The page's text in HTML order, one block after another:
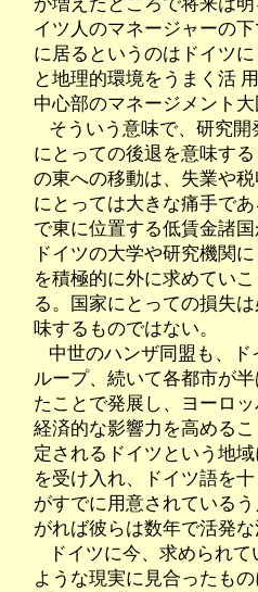
イツ人のマネージャーの
に居るというのはドイツ
と地理的環境をうまく活
中心部のマネージメント
そういう意味で、研究
にとっての後退を意味す
の東への移動は、失業や
にとっては大きな痛手で
で東に位置する低賃金諸
ドイツの大学や研究機関
を積極的に外に求めてい
る。国家にとっての損失
味するものではない。
中世のハンザ同盟も、
ループ、続いて各都市が
たことで発展し、ヨーロ
経済的な影響力を高める
定されるドイツという地
を受け入れ、ドイツ語を
がすでに用意されている
がれば彼らは数年で活発
ドイツに今、求められ
ような現実に見合ったも